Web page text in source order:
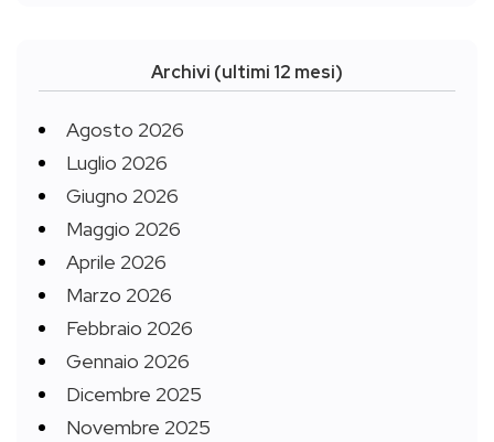
Archivi (ultimi 12 mesi)
Agosto 2026
Luglio 2026
Giugno 2026
Maggio 2026
Aprile 2026
Marzo 2026
Febbraio 2026
Gennaio 2026
Dicembre 2025
Novembre 2025